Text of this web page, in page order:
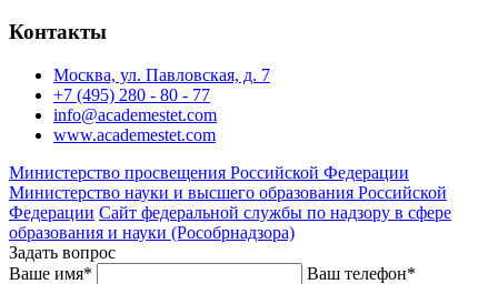
Контакты
Москва, ул. Павловская, д. 7
+7 (495) 280 - 80 - 77
info@academestet.com
www.academestet.com
Министерство просвещения Российской Федерации
Министерство науки и высшего образования Российской
Федерации Сайт федеральной службы по надзору в сфере
образования и науки (Рособрнадзора)
Задать вопрос
Ваше имя* Ваш телефон*